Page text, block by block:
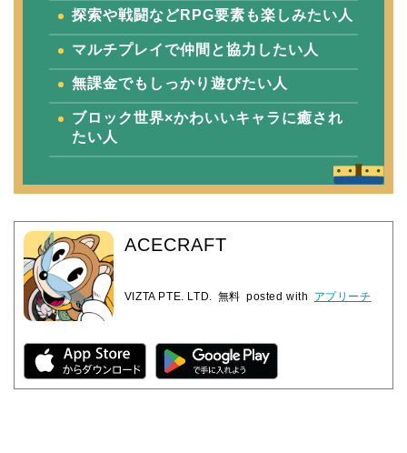
探索や戦闘などRPG要素も楽しみたい人
マルチプレイで仲間と協力したい人
無課金でもしっかり遊びたい人
ブロック世界×かわいいキャラに癒され
たい人
ACECRAFT
VIZTA PTE. LTD. 無料 posted with アプリーチ